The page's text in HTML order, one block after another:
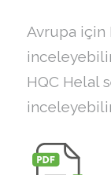
Avrupa için
HQC Helal